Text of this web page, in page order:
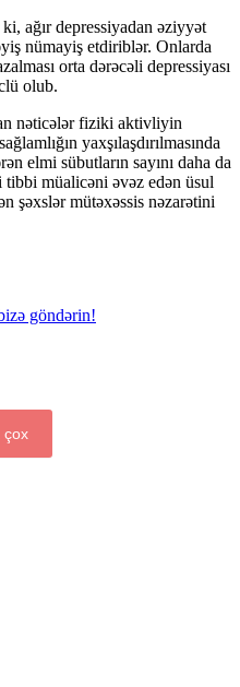
ağır depressiyadan əziyyət
nümayiş etdiriblər. Onlarda
orta dərəcəli depressiyası
olub.
nəticələr fiziki aktivliyin
yaxşılaşdırılmasında
elmi sübutların sayını daha da
tibbi müalicəni əvəz edən üsul
şəxslər mütəxəssis nəzarətini
göndərin!
çox